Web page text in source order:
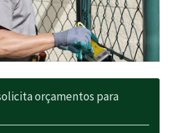
orçamentos para